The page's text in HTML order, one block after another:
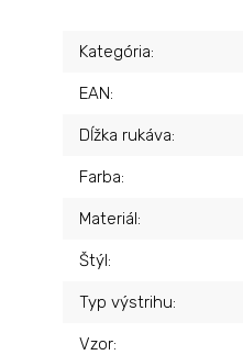
Kategória:
EAN:
Dĺžka rukáva:
Farba:
Materiál:
Štýl:
Typ výstrihu:
Vzor: